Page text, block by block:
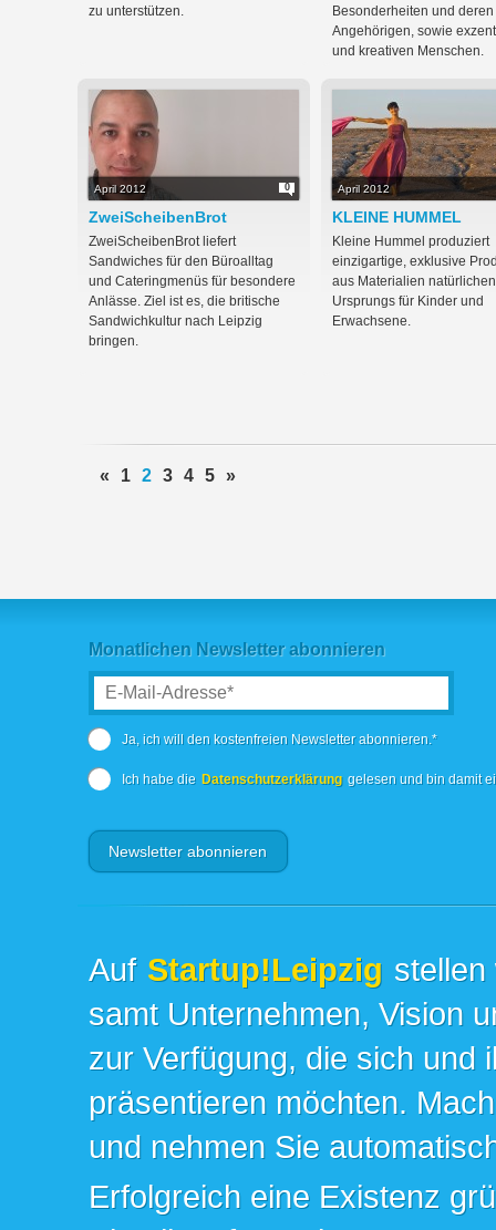
zu unterstützen.
Besonderheiten und deren
Angehörigen, sowie
und kreativen Menschen.
April 2012
ZweiScheibenBrot
ZweiScheibenBrot liefert
Sandwiches für den Büroalltag
und Cateringmenüs für besondere
Anlässe. Ziel ist es, die britische
Sandwichkultur nach Leipzig
bringen.
0 April 2012
KLEINE HUMMEL
Kleine Hummel produziert
einzigartige, exklusive
aus Materialien natürlichen
Ursprungs für Kinder und
Erwachsene.
« 1 2 3 4 5 »
Monatlichen Newsletter abonnieren
Ja, ich will den kostenfreien Newsletter abonnieren.*
Ich habe die Datenschutzerklärung gelesen und bin damit
Auf Startup!Leipzig
samt Unternehmen, Vision
zur Verfügung, die sich und
präsentieren möchten.
und nehmen Sie
Erfolgreich eine Existenz